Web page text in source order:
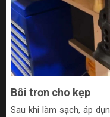
Bôi trơn cho kẹp
Sau khi làm sạch, áp